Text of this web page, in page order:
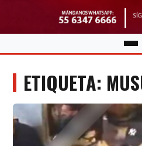
ETIQUETA: